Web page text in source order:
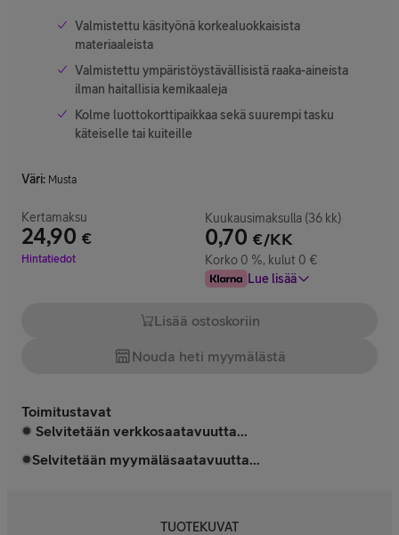
Valmistettu käsityönä korkealuokkaisista
materiaaleista
Valmistettu ympäristöystävällisistä raaka-aineista
ilman haitallisia kemikaaleja
Kolme luottokorttipaikkaa sekä suurempi tasku
käteiselle tai kuiteille
Väri: Musta
Kertamaksu
24,90 €
Hinta 24,90 €
Hintatiedot
Kuukausimaksulla (36 kk)
0,70 €/KK
Korko 0 %, kulut 0 €
Lue lisää
Lisää ostoskoriin
Nouda heti myymälästä
Toimitustavat
Selvitetään verkkosaatavuutta...
Selvitetään myymäläsaatavuutta...
TUOTEKUVAT